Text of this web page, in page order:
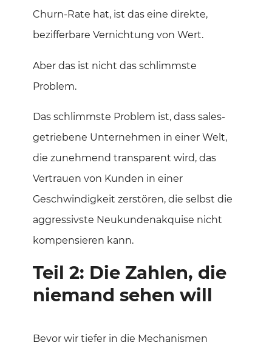
Churn-Rate hat, ist das eine direkte,
bezifferbare Vernichtung von Wert.
Aber das ist nicht das schlimmste
Problem.
Das schlimmste Problem ist, dass sales-
getriebene Unternehmen in einer Welt,
die zunehmend transparent wird, das
Vertrauen von Kunden in einer
Geschwindigkeit zerstören, die selbst die
aggressivste Neukundenakquise nicht
kompensieren kann.
Teil 2: Die Zahlen, die
niemand sehen will
Bevor wir tiefer in die Mechanismen